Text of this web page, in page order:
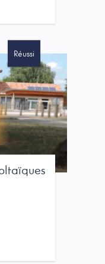
Réussi